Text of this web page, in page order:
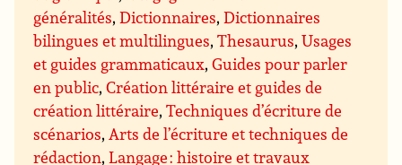
généralités,Dictionnaires,Dictionnaires
bilingues et multilingues,Thesaurus,Usages
et guides grammaticaux,Guides pour parler
en public,Création littéraire et guides de
création littéraire,Techniques d’écriture de
scénarios,Arts de l’écriture et techniques de
rédaction,Langage : histoire et travaux